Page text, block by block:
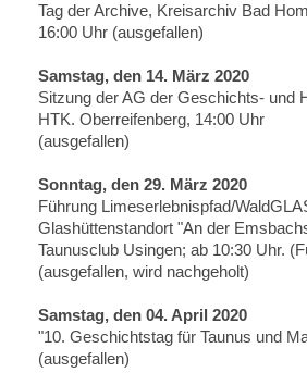
Tag der Archive, Kreisarchiv Bad
16:00 Uhr (ausgefallen)
Samstag, den 14. März 2020
Sitzung der AG der Geschichts- und
HTK. Oberreifenberg, 14:00 Uhr
(ausgefallen)
Sonntag, den 29. März 2020
Führung Limeserlebnispfad/
Glashüttenstandort "An der
Taunusclub Usingen; ab 10:30 Uhr.
(ausgefallen, wird nachgeholt)
Samstag, den 04. April 2020
"10. Geschichtstag für Taunus und
(ausgefallen)